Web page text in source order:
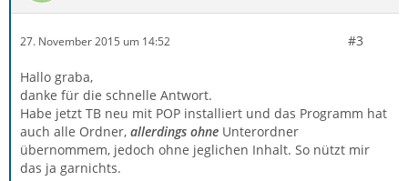
27. November 2015 um 14:52 #3
Hallo graba,
danke für die schnelle Antwort.
Habe jetzt TB neu mit POP installiert und das Programm hat
auch alle Ordner, allerdings ohne Unterordner
übernommem, jedoch ohne jeglichen Inhalt. So nützt mir
das ja garnichts.